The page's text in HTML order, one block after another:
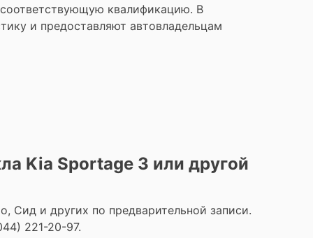
квалификацию. В
и предоставляют автовладельцам
Kia Sportage 3 или другой
Сид и других по предварительной записи.
221-20-97.